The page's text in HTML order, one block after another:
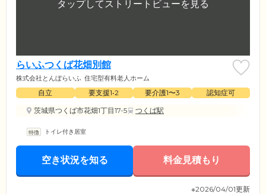
らいふつくば花畑別館
株式会社とんぼらいふ 住宅型有料老人ホーム
自立 要支援1•2 要介護1〜3
認知症可
茨城県つくば市花畑1丁目17-5
つくば駅
トイレ付き居室
空き状況を知る 料金見積もり
※2026/04/01更新